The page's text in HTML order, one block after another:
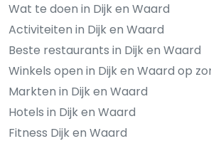
Wat te doen in Dijk en Waard
Activiteiten in Dijk en Waard
Beste restaurants in Dijk en Waard
Winkels open in Dijk en Waard op
Markten in Dijk en Waard
Hotels in Dijk en Waard
Fitness Dijk en Waard